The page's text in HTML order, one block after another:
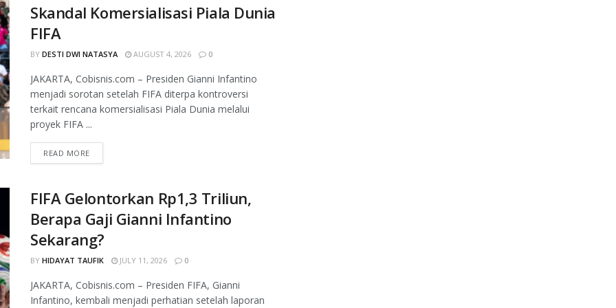
Skandal Komersialisasi Piala Dunia
FIFA
BY DESTI DWI NATASYA AUGUST 4, 2026 0
JAKARTA, Cobisnis.com – Presiden Gianni Infantino
menjadi sorotan setelah FIFA diterpa kontroversi
terkait rencana komersialisasi Piala Dunia melalui
proyek FIFA ...
READ MORE
FIFA Gelontorkan Rp1,3 Triliun,
Berapa Gaji Gianni Infantino
Sekarang?
BY HIDAYAT TAUFIK JULY 11, 2026 0
JAKARTA, Cobisnis.com – Presiden FIFA, Gianni
Infantino, kembali menjadi perhatian setelah laporan